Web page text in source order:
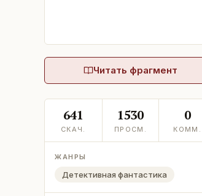
Читать фрагмент
641
СКАЧ.
1530
ПРОСМ.
0
КОММ.
ЖАНРЫ
Детективная фантастика